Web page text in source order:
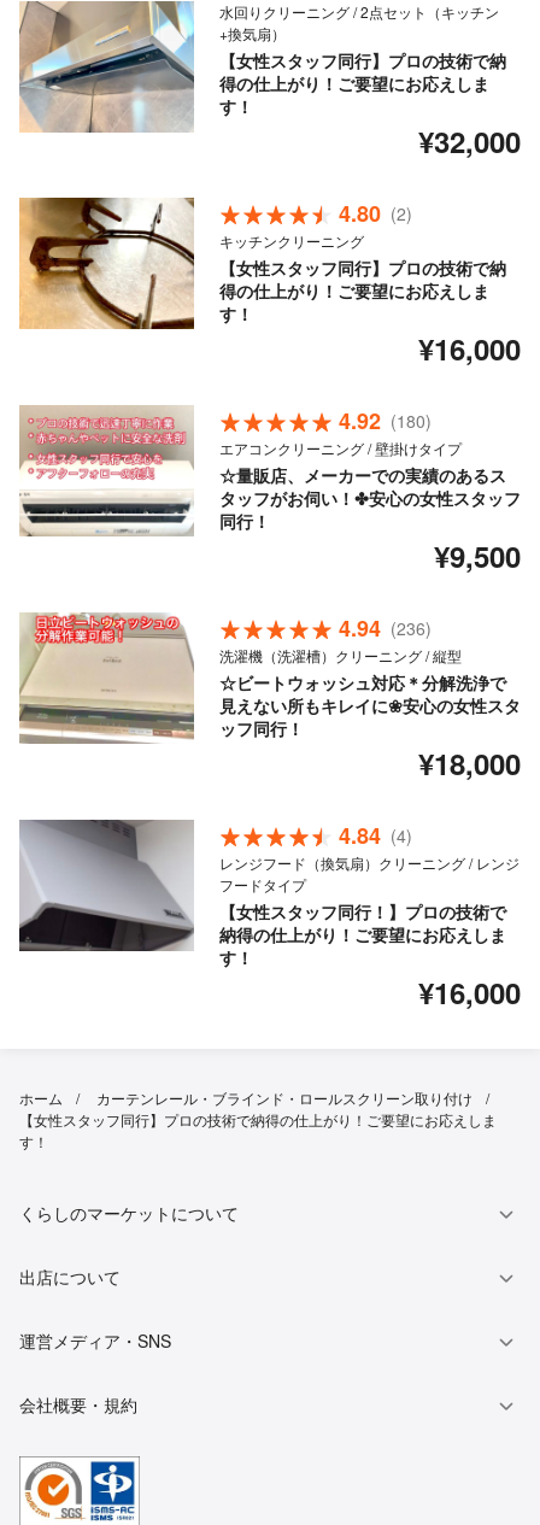
水回りクリーニング / 2点セット（キッチン
+換気扇）
【女性スタッフ同行】プロの技術で納
得の仕上がり！ご要望にお応えしま
す！
¥32,000
4.80 (2)
キッチンクリーニング
【女性スタッフ同行】プロの技術で納
得の仕上がり！ご要望にお応えしま
す！
¥16,000
4.92 (180)
エアコンクリーニング / 壁掛けタイプ
☆量販店、メーカーでの実績のあるス
タッフがお伺い！✤安心の女性スタッフ
同行！
¥9,500
4.94 (236)
洗濯機（洗濯槽）クリーニング / 縦型
☆ビートウォッシュ対応＊分解洗浄で
見えない所もキレイに❀安心の女性スタ
ッフ同行！
¥18,000
4.84 (4)
レンジフード（換気扇）クリーニング / レンジ
フードタイプ
【女性スタッフ同行！】プロの技術で
納得の仕上がり！ご要望にお応えしま
す！
¥16,000
ホーム
カーテンレール・ブラインド・ロールスクリーン取り付け
【女性スタッフ同行】プロの技術で納得の仕上がり！ご要望にお応えしま
す！
くらしのマーケットについて
出店について
運営メディア・SNS
会社概要・規約